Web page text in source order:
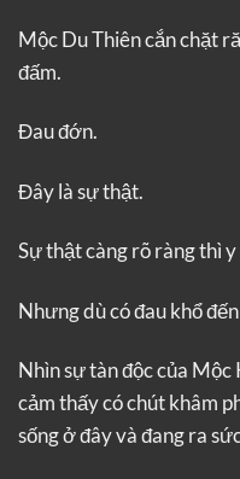
Mộc Du Thiên cắn chặt
đấm.
Đau đớn.
Đây là sự thật.
Sự thật càng rõ ràng thì
Nhưng dù có đau khổ
Nhìn sự tàn độc của
cảm thấy có chút khâm
sống ở đây và đang ra